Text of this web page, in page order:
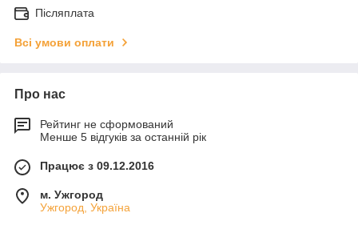
Післяплата
Всі умови оплати
Про нас
Рейтинг не сформований
Менше 5 відгуків за останній рік
Працює з 09.12.2016
м. Ужгород
Ужгород, Україна